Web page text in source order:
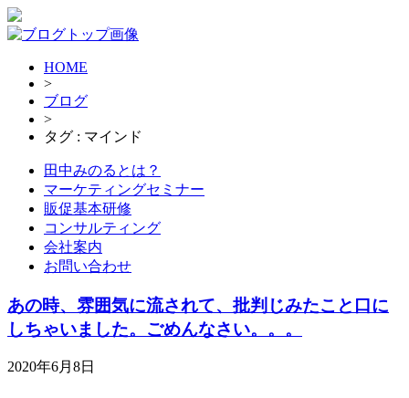
HOME
>
ブログ
>
タグ : マインド
田中みのるとは？
マーケティングセミナー
販促基本研修
コンサルティング
会社案内
お問い合わせ
あの時、雰囲気に流されて、批判じみたこと口に
しちゃいました。ごめんなさい。。。
2020年6月8日